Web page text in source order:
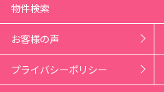
物件検索
お客様の声
プライバシーポリシー